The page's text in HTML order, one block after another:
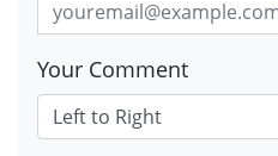
Your Comment